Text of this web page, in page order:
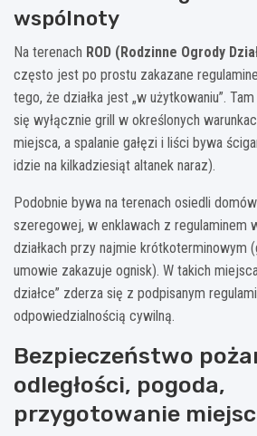
wspólnoty
Na terenach ROD (Rodzinne Ogrody
często jest po prostu zakazane
tego, że działka jest „w użytkowaniu”.
się wyłącznie grill w określonych
miejsca, a spalanie gałęzi i liści bywa
idzie na kilkadziesiąt altanek naraz).
Podobnie bywa na terenach osiedli
szeregowej, w enklawach z regulaminem
działkach przy najmie krótkoterminowym
umowie zakazuje ognisk). W takich
działce” zderza się z podpisanym
odpowiedzialnością cywilną.
Bezpieczeństwo
odległości, pogoda,
przygotowanie